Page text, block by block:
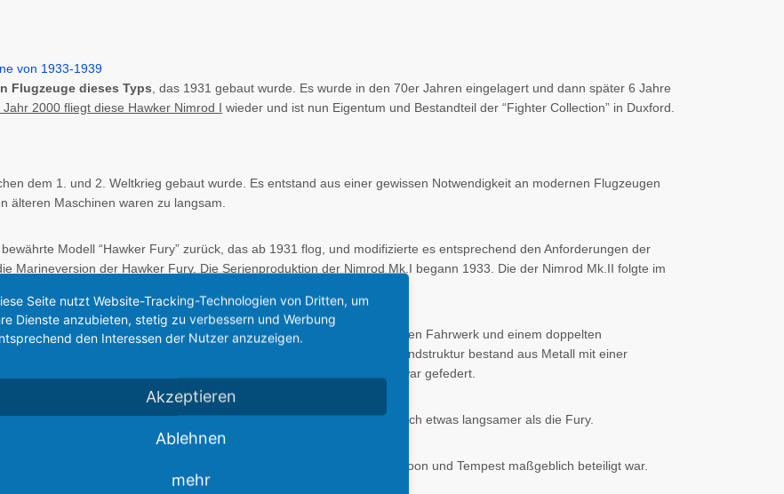
Flugzeuge dieses Typs, das 1931 gebaut wurde. Es wurde in den 70er Jahren eingelagert und dann später 6 Jahre
Jahr 2000 fliegt diese Hawker Nimrod I wieder und ist nun Eigentum und Bestandteil der “Fighter Collection” in Duxford.
dem 1. und 2. Weltkrieg gebaut wurde. Es entstand aus einer gewissen Notwendigkeit an modernen Flugzeugen
älteren Maschinen waren zu langsam.
Modell “Hawker Fury” zurück, das ab 1931 flog, und modifizierte es entsprechend den Anforderungen der
Marineversion der Hawker Fury. Die Serienproduktion der Nimrod Mk.I begann 1933. Die der Nimrod Mk.II folgte im
eines 1-sitzigen Doppeldeckers mit offenem Cockpit, einem starren Fahrwerk und einem doppelten
synchronisiert, so dass es hindurch schießen konnte. Die Grundstruktur bestand aus Metall mit einer
Sie hatte ein Heckspornfahrwerk. Das vordere Hauptfahrwerk war gefedert.
und hervorragende Flugeigenschaften vereinigt. Die Nimrod war jedoch etwas langsamer als die Fury.
der später auch an der Entwicklung der Hawker Hurricane, Typhoon und Tempest maßgeblich beteiligt war.
Seite nutzt Website-Tracking-Technologien von Dritten, um
Dienste anzubieten, stetig zu verbessern und Werbung
den Interessen der Nutzer anzuzeigen.
Akzeptieren
Ablehnen
mehr